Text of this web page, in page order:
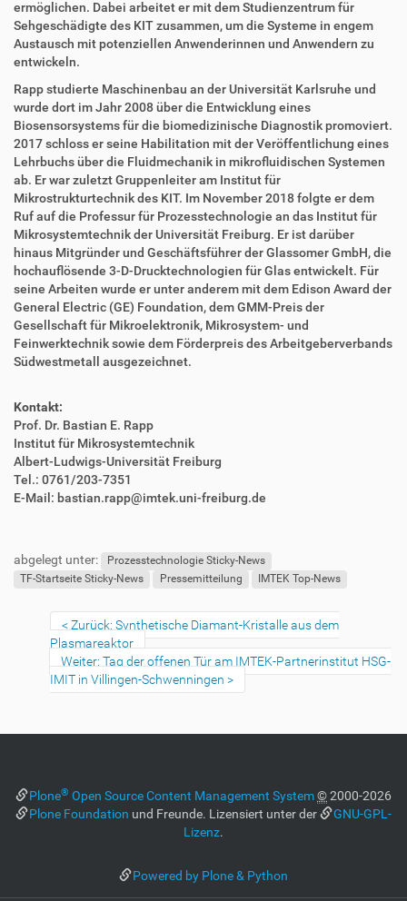
ermöglichen. Dabei arbeitet er mit dem Studienzentrum für
Sehgeschädigte des KIT zusammen, um die Systeme in engem
Austausch mit potenziellen Anwenderinnen und Anwendern zu
entwickeln.
Rapp studierte Maschinenbau an der Universität Karlsruhe und
wurde dort im Jahr 2008 über die Entwicklung eines
Biosensorsystems für die biomedizinische Diagnostik promoviert.
2017 schloss er seine Habilitation mit der Veröffentlichung eines
Lehrbuchs über die Fluidmechanik in mikrofluidischen Systemen
ab. Er war zuletzt Gruppenleiter am Institut für
Mikrostrukturtechnik des KIT. Im November 2018 folgte er dem
Ruf auf die Professur für Prozesstechnologie an das Institut für
Mikrosystemtechnik der Universität Freiburg. Er ist darüber
hinaus Mitgründer und Geschäftsführer der Glassomer GmbH, die
hochauflösende 3-D-Drucktechnologien für Glas entwickelt. Für
seine Arbeiten wurde er unter anderem mit dem Edison Award der
General Electric (GE) Foundation, dem GMM-Preis der
Gesellschaft für Mikroelektronik, Mikrosystem- und
Feinwerktechnik sowie dem Förderpreis des Arbeitgeberverbands
Südwestmetall ausgezeichnet.
Kontakt:
Prof. Dr. Bastian E. Rapp
Institut für Mikrosystemtechnik
Albert-Ludwigs-Universität Freiburg
Tel.: 0761/203-7351
E-Mail: bastian.rapp@imtek.uni-freiburg.de
ß
n
s
c
abgelegt unter:
Prozesstechnologie Sticky-News
TF-Startseite Sticky-News
Pressemitteilung IMTEK Top-News
Zurück: Synthetische Diamant-Kristalle aus dem
Plasmareaktor
Weiter: Tag der offenen Tür am IMTEK-Partnerinstitut HSG-
IMIT in Villingen-Schwenningen
Plone® Open Source Content Management System©2000-2026
Plone Foundation und Freunde. Lizensiert unter der
GNU-GPL-
Lizenz.
Powered by Plone & Python